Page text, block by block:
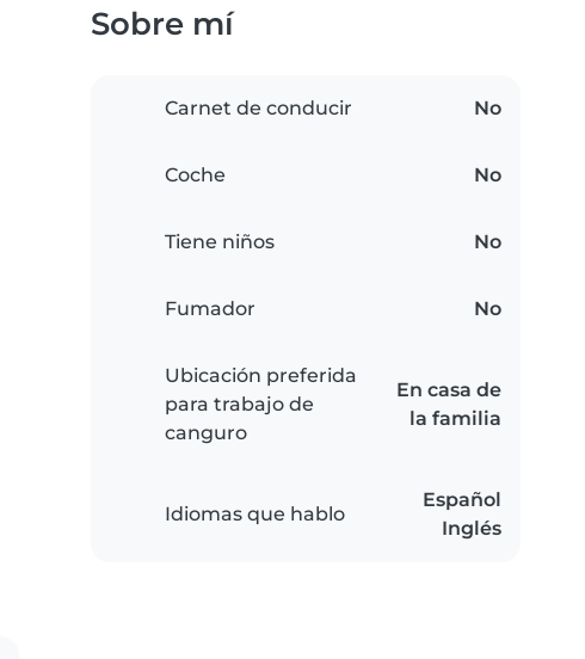
Sobre mí
Carnet de conducir No
Coche No
Tiene niños No
Fumador No
Ubicación preferida
para trabajo de
canguro
En casa de
la familia
Idiomas que hablo
Español
Inglés